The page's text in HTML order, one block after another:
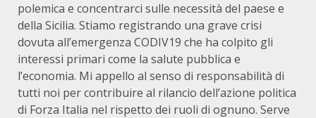
polemica e concentrarci sulle necessità del paese e
della Sicilia. Stiamo registrando una grave crisi
dovuta all’emergenza CODIV19 che ha colpito gli
interessi primari come la salute pubblica e
l’economia. Mi appello al senso di responsabilità di
tutti noi per contribuire al rilancio dell’azione politica
di Forza Italia nel rispetto dei ruoli di ognuno. Serve